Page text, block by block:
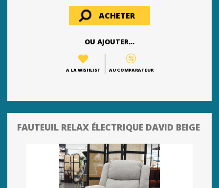
ACHETER
OU AJOUTER...
À LA WISHLIST AU COMPARATEUR
FAUTEUIL RELAX ÉLECTRIQUE DAVID BEIGE